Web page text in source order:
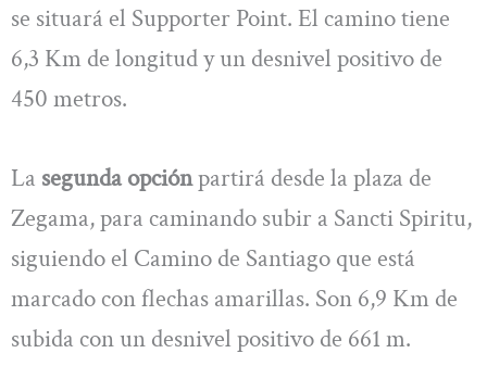
se situará el Supporter Point. El camino tiene
6,3 Km de longitud y un desnivel positivo de
450 metros.
La segunda opciónpartirá desde la plaza de
Zegama, para caminando subir a Sancti Spiritu,
siguiendo el Camino de Santiago que está
marcado con flechas amarillas. Son 6,9 Km de
subida con un desnivel positivo de 661 m.